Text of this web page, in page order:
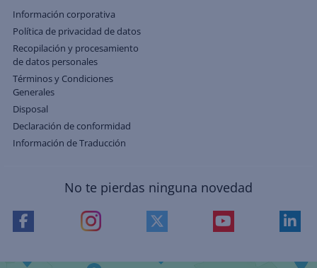
Información corporativa
Política de privacidad de datos
Recopilación y procesamiento
de datos personales
Términos y Condiciones
Generales
Disposal
Declaración de conformidad
Información de Traducción
No te pierdas ninguna novedad